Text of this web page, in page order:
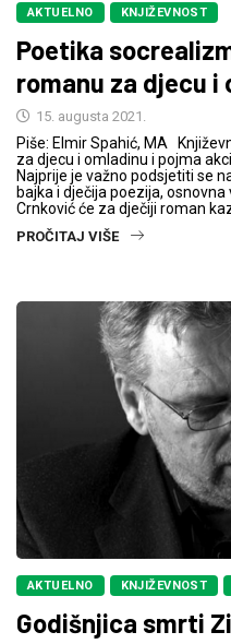
AKTUELNO KNJIŽEVNOST
Poetika
romanu za djecu i
15. augusta 2021.
Piše: Elmir Spahić, MA
za djecu i omladinu i pojma
Najprije je važno podsjetiti se
bajka i dječija poezija,
Crnković će za dječiji roman
PROČITAJ VIŠE
AKTUELNO KNJIŽEVNOST
Godišnjica smrti